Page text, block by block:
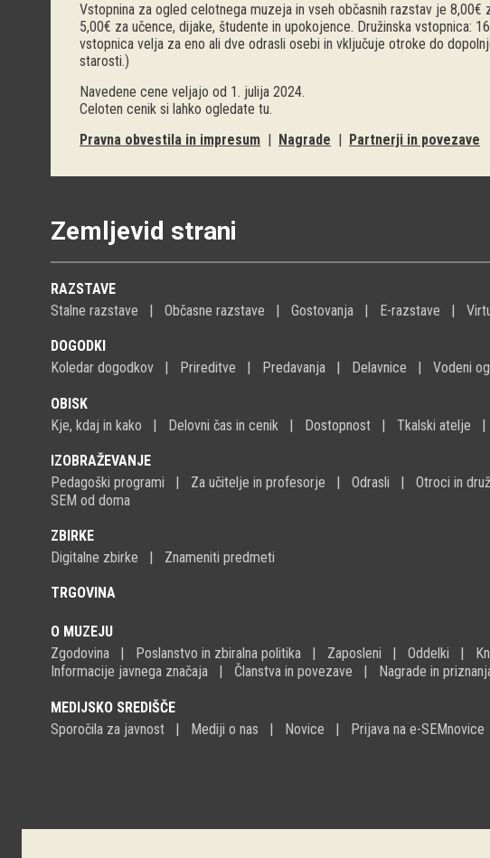
Vstopnina za ogled celotnega muzeja in vseh občasnih razstav je 8,00€
5,00€ za učence, dijake, študente in upokojence. Družinska vstopnica:
vstopnica velja za eno ali dve odrasli osebi in vključuje otroke do
starosti.)
Navedene cene veljajo od 1. julija 2024.
Celoten cenik si lahko ogledate tu.
Pravna obvestila in impresum | Nagrade | Partnerji in povezave
Zemljevid strani
RAZSTAVE
Stalne razstave
Občasne razstave Gostovanja E-razstave
DOGODKI
Koledar dogodkov
Prireditve Predavanja Delavnice Vodeni
OBISK
Kje, kdaj in kako
Delovni čas in cenik Dostopnost Tkalski atelje
IZOBRAŽEVANJE
Pedagoški programi
Za učitelje in profesorje Odrasli Otroci in
SEM od doma
ZBIRKE
Digitalne zbirke
Znameniti predmeti
TRGOVINA
O MUZEJU
Zgodovina
Poslanstvo in zbiralna politika Zaposleni Oddelki
Informacije javnega značaja
Članstva in povezave Nagrade in
MEDIJSKO SREDIŠČE
Sporočila za javnost
Mediji o nas Novice Prijava na e-SEMnovice